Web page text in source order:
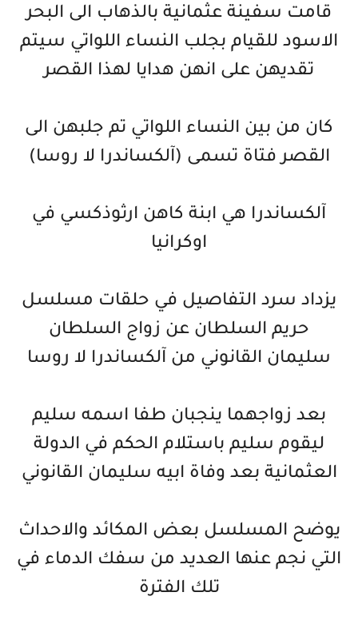
قامت سفينة عثمانية بالذهاب الى البحر
الاسود للقيام بجلب النساء اللواتي سيتم
تقديهن على انهن هدايا لهذا القصر
كان من بين النساء اللواتي تم جلبهن الى
القصر فتاة تسمى (آلكساندرا لا روسا)
آلكساندرا هي ابنة كاهن ارثوذكسي في
اوكرانيا
يزداد سرد التفاصيل في حلقات مسلسل
حريم السلطان عن زواج السلطان
سليمان القانوني من آلكساندرا لا روسا
بعد زواجهما ينجبان طفا اسمه سليم
ليقوم سليم باستلام الحكم في الدولة
العثمانية بعد وفاة ابيه سليمان القانوني
يوضح المسلسل بعض المكائد والاحداث
التي نجم عنها العديد من سفك الدماء في
تلك الفترة